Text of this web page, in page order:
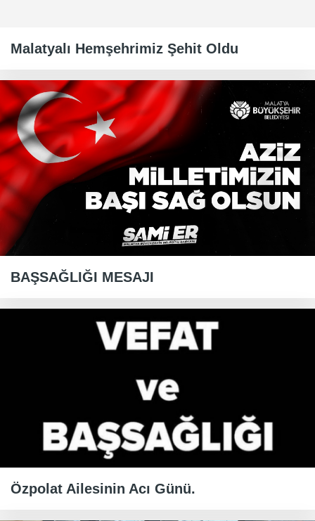
Malatyalı Hemşehrimiz Şehit Oldu
BAŞSAĞLIĞI MESAJI
Özpolat Ailesinin Acı Günü.